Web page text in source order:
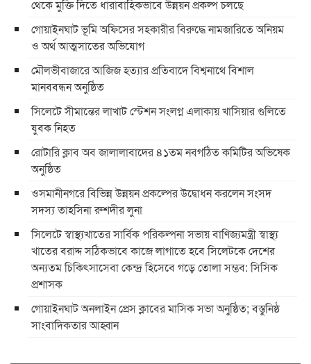
থেকে মুক্তি দিতে ধারাবাহিকভাবে উন্নয়ন প্রকল্প চলছে
গোয়াইনঘাট ভূমি অফিসের সহকারীর বিরুদ্ধে নামজারিতে অনিয়ম
ও অর্থ আত্মসাতের অভিযোগ
মৌলভীবাজারে আজিজ হত্যার প্রতিবাদে বিশ্বনাথে বিশাল
মানববন্ধন অনুষ্ঠিত
সিলেটে সীমান্তের লাখাট স্টেশন সংলগ্ন এলাকায় খাসিয়ার গুলিতে
যুবক নিহত
রোটারি ক্লাব অব জালালাবাদের ৪১তম নবগঠিত কমিটির অভিষেক
অনুষ্ঠিত
ওসমানীনগরে বিভিন্ন উন্নয়ন প্রকল্পের উদ্বোধন করলেন সংসদ
সদস্য তাহসিনা রুশদীর লুনা
সিলেটে স্বাস্থ্যখাতের সার্বিক পরিকল্পনা সভায় বাণিজ্যমন্ত্রী স্বাস্থ্য
খাতের বরাদ্দ সঠিকভাবে কাজে লাগাতে হবে সিলেটকে দেশের
অন্যতম চিকিৎসাসেবা কেন্দ্র হিসেবে গড়ে তোলা সম্ভব: সিসিক
প্রশাসক
​গোয়াইনঘাট অনলাইন প্রেস ক্লাবের মাসিক সভা অনুষ্ঠিত; বস্তুনিষ্ঠ
সাংবাদিকতার আহ্বান